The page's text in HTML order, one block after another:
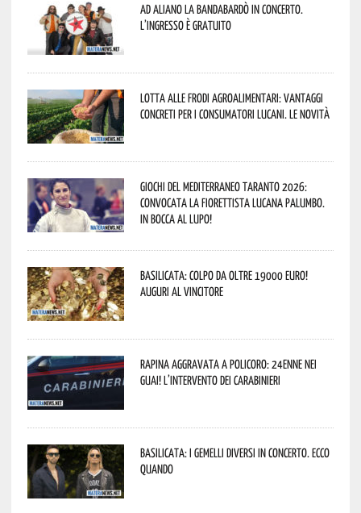
Ad Aliano la Bandabardò in concerto.
L’ingresso è gratuito
Lotta alle frodi agroalimentari: vantaggi
concreti per i consumatori lucani. Le novità
Giochi del Mediterraneo Taranto 2026:
convocata la fiorettista lucana Palumbo.
In bocca al lupo!
Basilicata: colpo da oltre 19000 Euro!
Auguri al vincitore
Rapina aggravata a Policoro: 24enne nei
guai! L’intervento dei Carabinieri
Basilicata: i Gemelli DiVersi in concerto. Ecco
quando